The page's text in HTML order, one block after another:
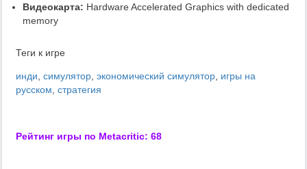
Видеокарта: Hardware Accelerated Graphics with dedicated
memory
Теги к игре
инди симулятор экономический симулятор игры на
русском стратегия
Рейтинг игры по Metacritic: 68